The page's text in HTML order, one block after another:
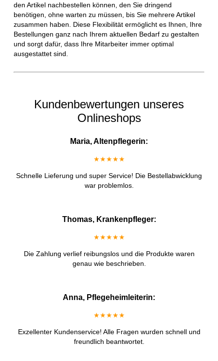
den Artikel nachbestellen können, den Sie dringend
benötigen, ohne warten zu müssen, bis Sie mehrere Artikel
zusammen haben. Diese Flexibilität ermöglicht es Ihnen, Ihre
Bestellungen ganz nach Ihrem aktuellen Bedarf zu gestalten
und sorgt dafür, dass Ihre Mitarbeiter immer optimal
ausgestattet sind.
Kundenbewertungen unseres
Onlineshops
Maria, Altenpflegerin:
★★★★★
Schnelle Lieferung und super Service! Die Bestellabwicklung
war problemlos.
Thomas, Krankenpfleger:
★★★★★
Die Zahlung verlief reibungslos und die Produkte waren
genau wie beschrieben.
Anna, Pflegeheimleiterin:
★★★★★
Exzellenter Kundenservice! Alle Fragen wurden schnell und
freundlich beantwortet.